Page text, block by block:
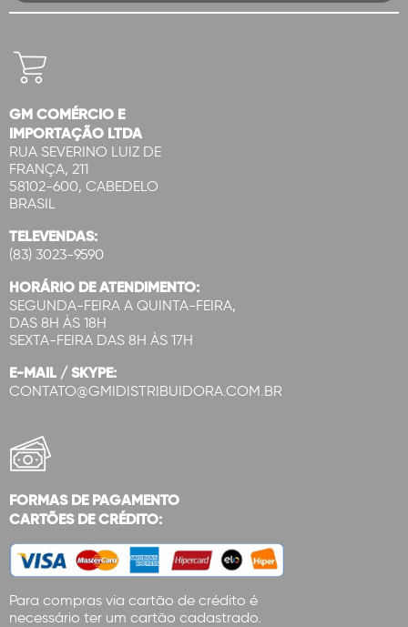
GM COMÉRCIO E
IMPORTAÇÃO LTDA
RUA SEVERINO LUIZ DE
FRANÇA, 211
58102-600, CABEDELO
BRASIL
TELEVENDAS:
(83) 3023-9590
HORÁRIO DE ATENDIMENTO:
SEGUNDA-FEIRA A QUINTA-FEIRA,
DAS 8H ÀS 18H
SEXTA-FEIRA DAS 8H ÀS 17H
E-MAIL / SKYPE:
CONTATO@GMIDISTRIBUIDORA.COM.BR
FORMAS DE PAGAMENTO
CARTÕES DE CRÉDITO:
Para compras via cartão de crédito é
necessário ter um cartão cadastrado.